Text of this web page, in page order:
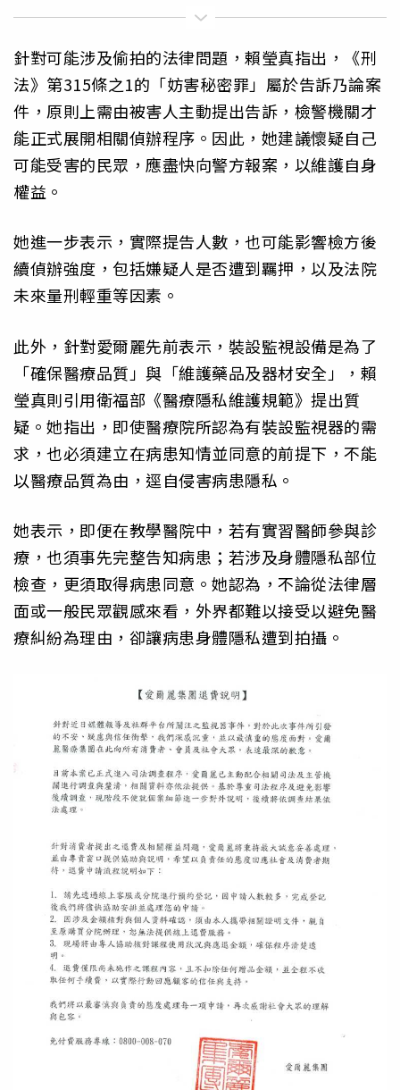
針對可能涉及偷拍的法律問題，賴瑩真指出，《刑
法》第315條之1的「妨害秘密罪」屬於告訴乃論案
件，原則上需由被害人主動提出告訴，檢警機關才
能正式展開相關偵辦程序。因此，她建議懷疑自己
可能受害的民眾，應盡快向警方報案，以維護自身
權益。
她進一步表示，實際提告人數，也可能影響檢方後
續偵辦強度，包括嫌疑人是否遭到羈押，以及法院
未來量刑輕重等因素。
此外，針對愛爾麗先前表示，裝設監視設備是為了
「確保醫療品質」與「維護藥品及器材安全」，賴
瑩真則引用衛福部《醫療隱私維護規範》提出質
疑。她指出，即使醫療院所認為有裝設監視器的需
求，也必須建立在病患知情並同意的前提下，不能
以醫療品質為由，逕自侵害病患隱私。
她表示，即便在教學醫院中，若有實習醫師參與診
療，也須事先完整告知病患；若涉及身體隱私部位
檢查，更須取得病患同意。她認為，不論從法律層
面或一般民眾觀感來看，外界都難以接受以避免醫
療糾紛為理由，卻讓病患身體隱私遭到拍攝。